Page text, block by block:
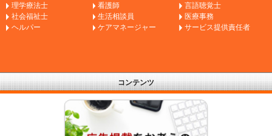
理学療法士
看護師
言語聴覚士
社会福祉士
生活相談員
医療事務
ヘルパー
ケアマネージャー サービス提供責任者
コンテンツ